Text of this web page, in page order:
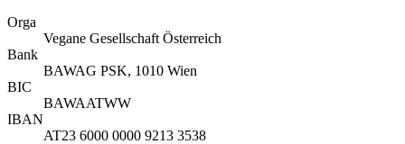
Orga
Vegane Gesellschaft Österreich
Bank
BAWAG PSK, 1010 Wien
BIC
BAWAATWW
IBAN
AT23 6000 0000 9213 3538